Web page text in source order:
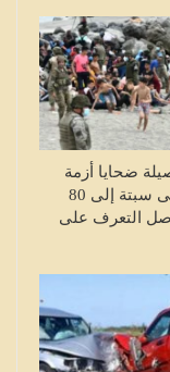
ضحايا أزمة
التدفق إلى سبتة إلى 80
التعرف على